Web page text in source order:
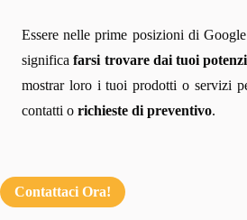
Essere nelle prime posizioni di
significafarsi trovare dai tuoi
mostrar loro i tuoi prodotti o servizi
contatti o richieste di preventivo.
Contattaci Ora!